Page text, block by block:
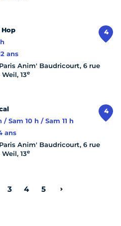
4
Hop
ans
Anim' Baudricourt, 6 rue
13e
4
/ Sam 10 h / Sam 11 h
ans
Anim' Baudricourt, 6 rue
13e
3 4 5